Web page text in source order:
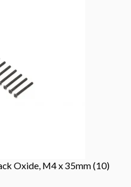
Oxide, M4 x 35mm (10)